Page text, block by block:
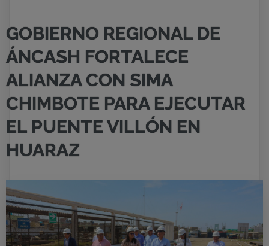
GOBIERNO REGIONAL DE
ÁNCASH FORTALECE
ALIANZA CON SIMA
CHIMBOTE PARA EJECUTAR
EL PUENTE VILLÓN EN
HUARAZ